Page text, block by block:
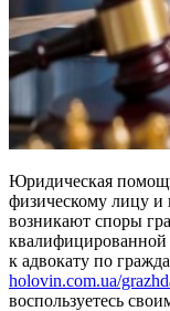
Юридическая
физическому лицу и
возникают споры
к адвокату по
holovin.com.ua/
воспользуетесь